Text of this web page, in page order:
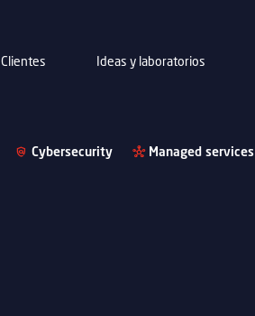
Clientes Ideas y laboratorios
Cybersecurity Managed services